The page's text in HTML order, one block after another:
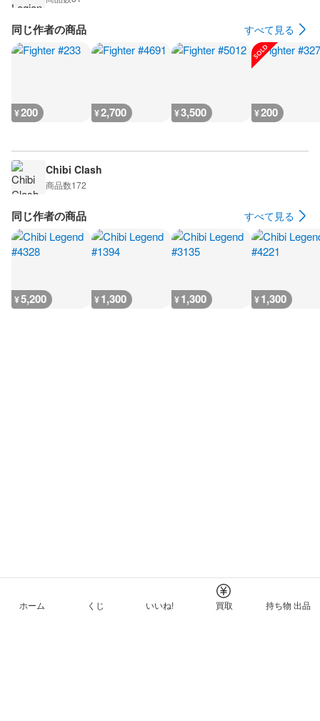
同じ作者の商品 すべて見る
¥200 ¥2,700 ¥3,500 ¥200
Chibi Clash
商品数172
同じ作者の商品 すべて見る
¥5,200 ¥1,300 ¥1,300 ¥1,300
ホーム くじ いいね! 買取 持ち物 出品